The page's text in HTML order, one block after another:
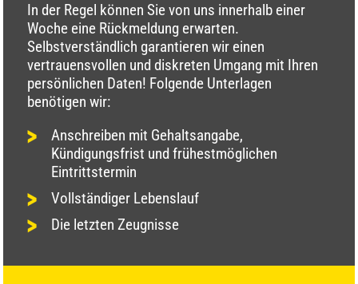
In der Regel können Sie von uns innerhalb einer
Woche eine Rückmeldung erwarten.
Selbstverständlich garantieren wir einen
vertrauensvollen und diskreten Umgang mit Ihren
persönlichen Daten! Folgende Unterlagen
benötigen wir:
Anschreiben mit Gehaltsangabe,
Kündigungsfrist und frühestmöglichen
Eintrittstermin
Vollständiger Lebenslauf
Die letzten Zeugnisse